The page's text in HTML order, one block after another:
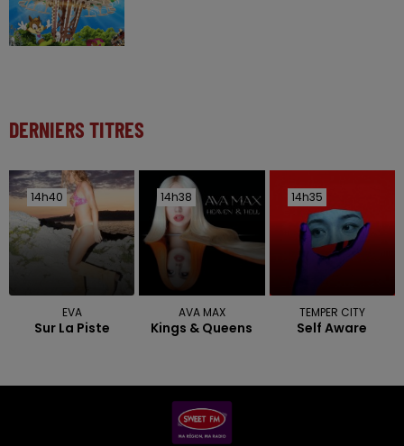
DERNIERS TITRES
14h40
14h40
EVA
Sur La Piste
14h38
14h38
AVA MAX
Kings & Queens
14h35
14h35
TEMPER CITY
Self Aware